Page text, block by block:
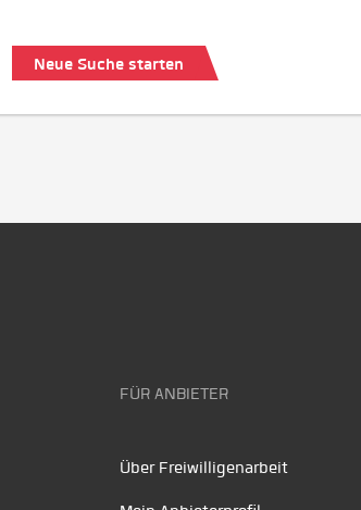
Neue Suche starten
FÜR ANBIETER
Über Freiwilligenarbeit